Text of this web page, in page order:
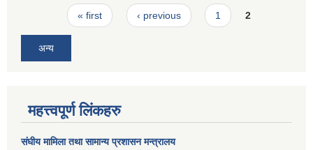
Pages« first ‹ previous 1 2
अन्य
महत्त्वपूर्ण लिंकहरु
संघीय मामिला तथा सामान्य प्रशासन मन्त्रालय